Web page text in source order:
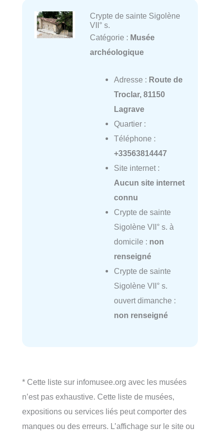
Crypte de sainte Sigolène
VII° s.
Catégorie : Musée
archéologique
Adresse : Route de
Troclar, 81150
Lagrave
Quartier :
Téléphone :
+33563814447
Site internet :
Aucun site internet
connu
Crypte de sainte
Sigolène VII° s. à
domicile : non
renseigné
Crypte de sainte
Sigolène VII° s.
ouvert dimanche :
non renseigné
* Cette liste sur infomusee.org avec les musées
n’est pas exhaustive. Cette liste de musées,
expositions ou services liés peut comporter des
manques ou des erreurs. L’affichage sur le site ou